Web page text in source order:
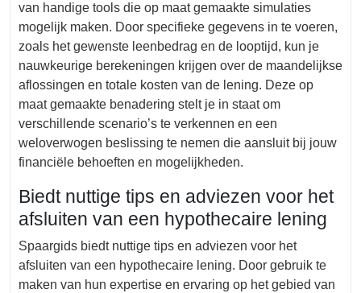
van handige tools die op maat gemaakte simulaties
mogelijk maken. Door specifieke gegevens in te voeren,
zoals het gewenste leenbedrag en de looptijd, kun je
nauwkeurige berekeningen krijgen over de maandelijkse
aflossingen en totale kosten van de lening. Deze op
maat gemaakte benadering stelt je in staat om
verschillende scenario’s te verkennen en een
weloverwogen beslissing te nemen die aansluit bij jouw
financiële behoeften en mogelijkheden.
Biedt nuttige tips en adviezen voor het
afsluiten van een hypothecaire lening
Spaargids biedt nuttige tips en adviezen voor het
afsluiten van een hypothecaire lening. Door gebruik te
maken van hun expertise en ervaring op het gebied van